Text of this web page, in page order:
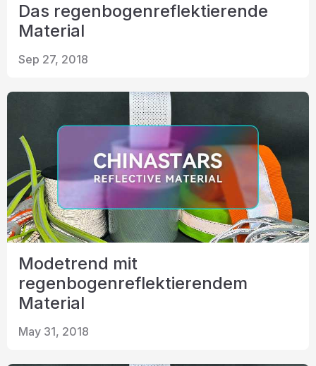
Das regenbogenreflektierende
Material
Sep 27, 2018
Modetrend mit
regenbogenreflektierendem
Material
May 31, 2018